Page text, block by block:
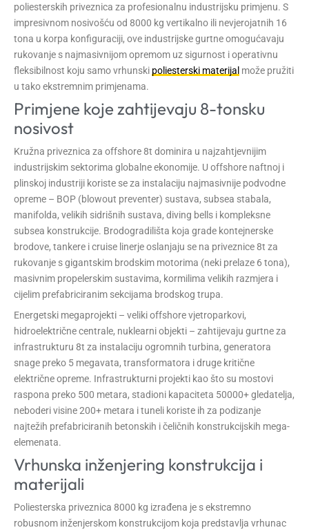
poliesterskih priveznica za profesionalnu industrijsku primjenu. S
impresivnom nosivošću od 8000 kg vertikalno ili nevjerojatnih 16
tona u korpa konfiguraciji, ove industrijske gurtne omogućavaju
rukovanje s najmasivnijom opremom uz sigurnost i operativnu
fleksibilnost koju samo vrhunski poliesterski materijal može pružiti
u tako ekstremnim primjenama.
Primjene koje zahtijevaju 8-tonsku
nosivost
Kružna priveznica za offshore 8t dominira u najzahtjevnijim
industrijskim sektorima globalne ekonomije. U offshore naftnoj i
plinskoj industriji koriste se za instalaciju najmasivnije podvodne
opreme – BOP (blowout preventer) sustava, subsea stabala,
manifolda, velikih sidrišnih sustava, diving bells i kompleksne
subsea konstrukcije. Brodogradilišta koja grade kontejnerske
brodove, tankere i cruise linerje oslanjaju se na priveznice 8t za
rukovanje s gigantskim brodskim motorima (neki prelaze 6 tona),
masivnim propelerskim sustavima, kormilima velikih razmjera i
cijelim prefabriciranim sekcijama brodskog trupa.
Energetski megaprojekti – veliki offshore vjetroparkovi,
hidroelektrične centrale, nuklearni objekti – zahtijevaju gurtne za
infrastrukturu 8t za instalaciju ogromnih turbina, generatora
snage preko 5 megavata, transformatora i druge kritične
električne opreme. Infrastrukturni projekti kao što su mostovi
raspona preko 500 metara, stadioni kapaciteta 50000+ gledatelja,
neboderi visine 200+ metara i tuneli koriste ih za podizanje
najtežih prefabriciranih betonskih i čeličnih konstrukcijskih mega-
elemenata.
Vrhunska inženjering konstrukcija i
materijali
Poliesterska priveznica 8000 kg izrađena je s ekstremno
robusnom inženjerskom konstrukcijom koja predstavlja vrhunac